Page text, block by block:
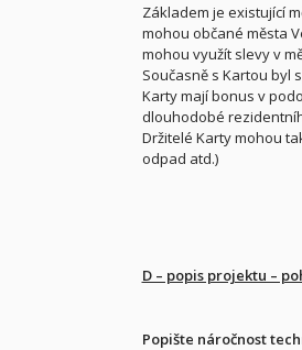
Základem je existující
mohou občané města
mohou využít slevy v
Současně s Kartou byl
Karty mají bonus v
dlouhodobé
Držitelé Karty mohou
odpad atd.)
D – popis projektu –
Popište náročnost